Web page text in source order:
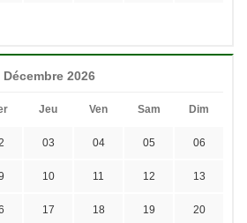
Décembre 2026
Jeu Ven Sam Dim
03 04 05 06
10 11 12 13
17 18 19 20